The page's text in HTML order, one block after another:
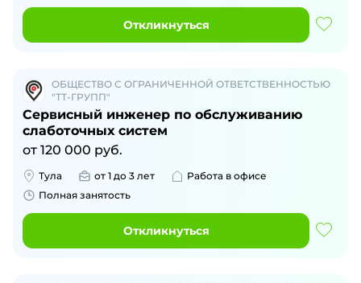
Откликнуться
ОБЩЕСТВО С ОГРАНИЧЕННОЙ ОТВЕТСТВЕННОСТЬЮ
"ТТ-ГРУПП"
Сервисный инженер по обслуживанию
слаботочных систем
от 120 000 руб.
Тула от 1 до 3 лет
Работа в офисе
Полная занятость
Откликнуться